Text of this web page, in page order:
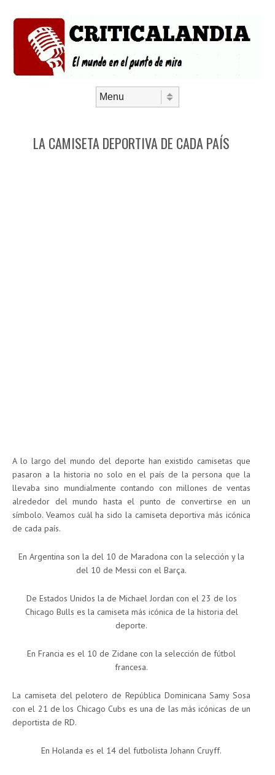
LA CAMISETA DEPORTIVA DE CADA PAÍS
A lo largo del mundo del deporte han existido camisetas que
pasaron a la historia no solo en el país de la persona que la
llevaba sino mundialmente contando con millones de ventas
alrededor del mundo hasta el punto de convertirse en un
símbolo. Veamos cuál ha sido la camiseta deportiva más icónica
de cada país.
En Argentina son la del 10 de Maradona con la selección y la
del 10 de Messi con el Barça.
De Estados Unidos la de Michael Jordan con el 23 de los
Chicago Bulls es la camiseta más icónica de la historia del
deporte.
En Francia es el 10 de Zidane con la selección de fútbol
francesa.
La camiseta del pelotero de República Dominicana Samy Sosa
con el 21 de los Chicago Cubs es una de las más icónicas de un
deportista de RD.
En Holanda es el 14 del futbolista Johann Cruyff.